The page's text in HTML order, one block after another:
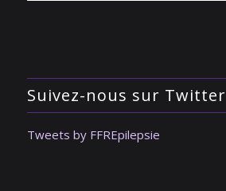
Suivez-nous sur Twitter
Tweets by FFREpilepsie